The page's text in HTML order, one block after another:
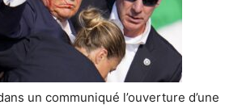
un communiqué l’ouverture d’une